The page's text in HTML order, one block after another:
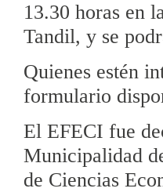
13.30 horas en
Tandil, y se
Quienes estén
formulario
El EFECI fue
Municipalidad
de Ciencias